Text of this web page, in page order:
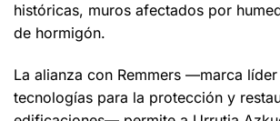
históricas, muros afectados por
de hormigón.
La alianza con Remmers —marca
tecnologías para la protección y